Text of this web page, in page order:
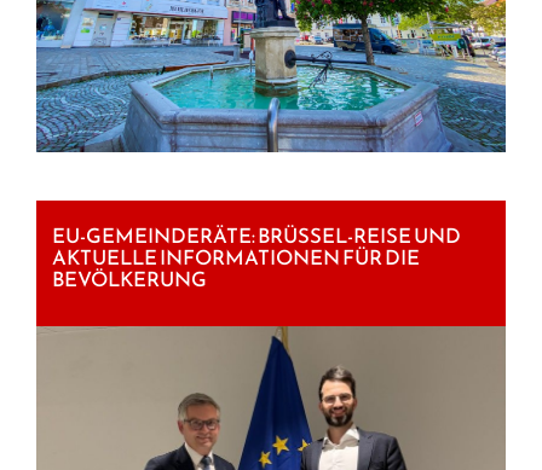
EU-GEMEINDERÄTE: BRÜSSEL-REISE UND
AKTUELLE INFORMATIONEN FÜR DIE
BEVÖLKERUNG